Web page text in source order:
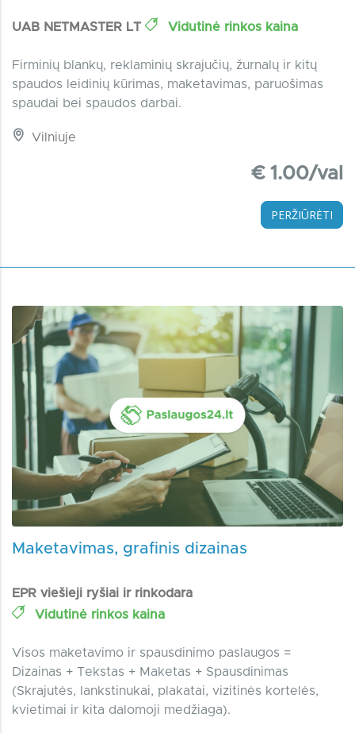
UAB NETMASTER LT Vidutinė rinkos kaina
Firminių blankų, reklaminių skrajučių, žurnalų ir kitų
spaudos leidinių kūrimas, maketavimas, paruošimas
spaudai bei spaudos darbai.
Vilniuje
€ 1.00/val
PERŽIŪRĖTI
Maketavimas, grafinis dizainas
EPR viešieji ryšiai ir rinkodara
Vidutinė rinkos kaina
Visos maketavimo ir spausdinimo paslaugos =
Dizainas + Tekstas + Maketas + Spausdinimas
(Skrajutės, lankstinukai, plakatai, vizitinės kortelės,
kvietimai ir kita dalomoji medžiaga).